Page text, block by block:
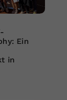
Ein
in